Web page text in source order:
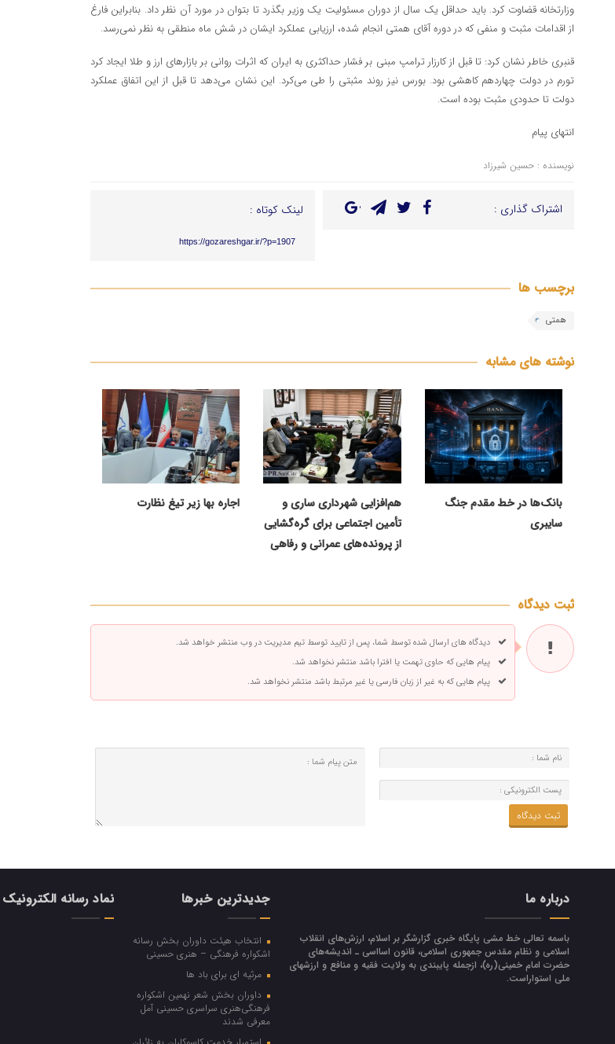
وزارتخانه قضاوت کرد. باید حداقل یک سال از دوران مسئولیت یک وزیر بگذرد تا بتوان در مورد آن نظر داد. بنابراین فارغ
از اقدامات مثبت و منفی که در دوره آقای همتی انجام شده، ارزیابی عملکرد ایشان در شش ماه منطقی به نظر نمی‌رسد.
قنبری خاطر نشان کرد: تا قبل از کارزار ترامپ مبنی بر فشار حداکثری به ایران که اثرات روانی بر بازارهای ارز و طلا ایجاد کرد
تورم در دولت چهاردهم کاهشی بود. بورس نیز روند مثبتی را طی می‌کرد. این نشان می‌دهد تا قبل از این اتفاق عملکرد
دولت تا حدودی مثبت بوده است.
انتهای پیام
نویسنده : حسین شیرزاد
اشتراک گذاری : لینک کوتاه :
https://gozareshgar.ir/?p=1907
برچسب ها
همتی
نوشته های مشابه
بانک‌ها در خط مقدم جنگ
سایبری
هم‌افزایی شهرداری ساری و
تأمین اجتماعی برای گره‌گشایی
از پرونده‌های عمرانی و رفاهی
اجاره بها زیر تیغ نظارت
ثبت دیدگاه
دیدگاه های ارسال شده توسط شما، پس از تایید توسط تیم مدیریت در وب منتشر خواهد شد.
پیام هایی که حاوی تهمت یا افترا باشد منتشر نخواهد شد.
پیام هایی که به غیر از زبان فارسی یا غیر مرتبط باشد منتشر نخواهد شد.
درباره ما
باسمه تعالی خط مشی پایگاه خبری گزارشگر بر اسلام، ارزش‌هاي انقلاب
اسلامي و نظام مقدس جمهوري اسلامي، قانون اسااسی ـ انديشه‌هاي
حضرت امام خميني(ره)، ازجمله پایبندی به ولايت فقيه و منافع و ارزشهاي
ملي استواراست.
جدیدترین خبرها
انتخاب هیئت داوران بخش رسانه
اشکواره فرهنگی‌ – هنری حسینی
مرثیه ای برای باد ها
داوران بخش شعر نهمین اشکواره
فرهنگی‌هنری سراسری حسینی آمل
معرفی شدند
نماد رسانه الکترونیک